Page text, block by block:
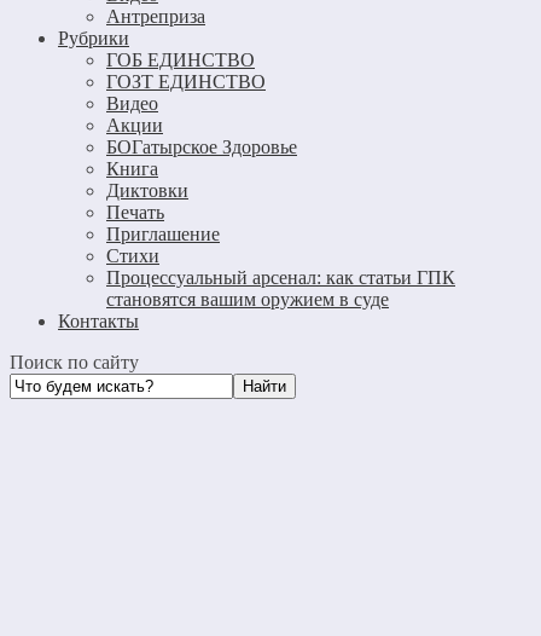
Антреприза
Рубрики
ГОБ ЕДИНСТВО
ГОЗТ ЕДИНСТВО
Видео
Акции
БОГатырское Здоровье
Книга
Диктовки
Печать
Приглашение
Стихи
Процессуальный арсенал: как статьи ГПК
становятся вашим оружием в суде
Контакты
Поиск по сайту